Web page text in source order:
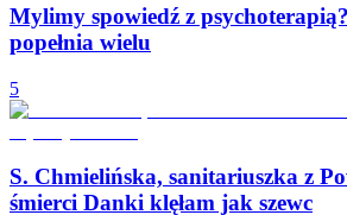
Mylimy spowiedź z
popełnia wielu
5
S. Chmielińska, sanitariuszka z
śmierci Danki klęłam jak szewc